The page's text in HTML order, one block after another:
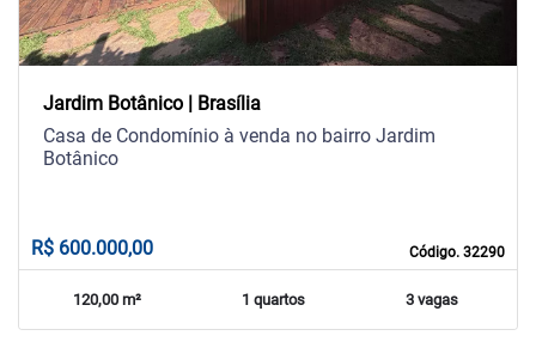
Jardim Botânico | Brasília
Código. 32290
Casa de Condomínio à venda no bairro Jardim
Botânico
R$ 600.000,00
120,00 m² 1 quartos 3 vagas